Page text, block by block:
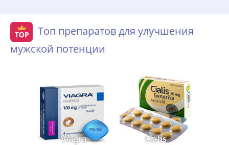
Топ препаратов для улучшения
мужской потенции
Viagra Cialis